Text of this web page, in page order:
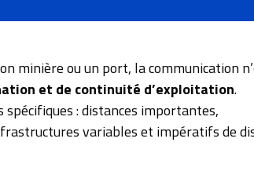
minière ou un port, la communication
et de continuité d’exploitation.
: distances importantes,
variables et impératifs de